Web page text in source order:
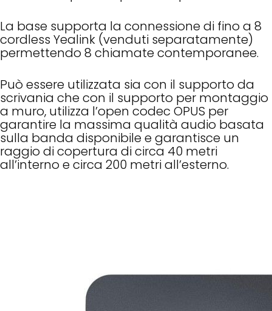
La base supporta la connessione di fino a 8
cordless Yealink (venduti separatamente)
permettendo 8 chiamate contemporanee.
Può essere utilizzata sia con il supporto da
scrivania che con il supporto per montaggio
a muro, utilizza l’open codec OPUS per
garantire la massima qualità audio basata
sulla banda disponibile e garantisce un
raggio di copertura di circa 40 metri
all’interno e circa 200 metri all’esterno.